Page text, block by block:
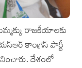
రాజకీయాలకు
కాంగ్రెస్ ‌పార్టీ
దేశంలో